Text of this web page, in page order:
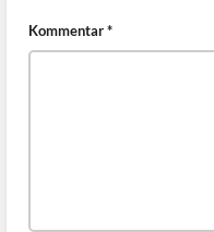
Kommentar*